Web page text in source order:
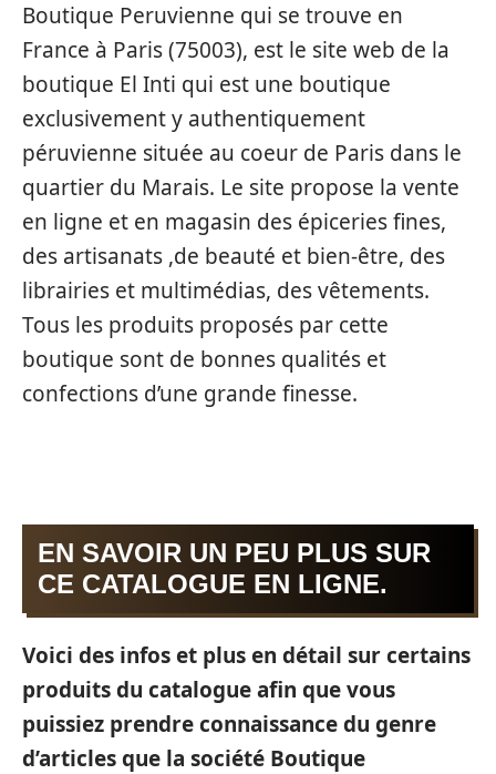
Boutique Peruvienne qui se trouve en
France à Paris (75003), est le site web de la
boutique El Inti qui est une boutique
exclusivement y authentiquement
péruvienne située au coeur de Paris dans le
quartier du Marais. Le site propose la vente
en ligne et en magasin des épiceries fines,
des artisanats ,de beauté et bien-être, des
librairies et multimédias, des vêtements.
Tous les produits proposés par cette
boutique sont de bonnes qualités et
confections d’une grande finesse.
EN SAVOIR UN PEU PLUS SUR
CE CATALOGUE EN LIGNE.
Voici des infos et plus en détail sur certains
produits du catalogue afin que vous
puissiez prendre connaissance du genre
d’articles que la société Boutique